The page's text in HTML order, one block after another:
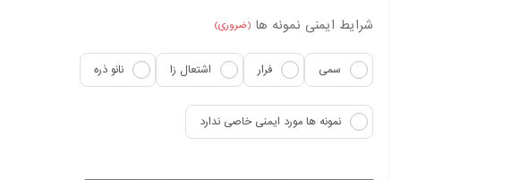
شرایط ایمنی نمونه ها (ضروری)
سمی فرار اشتعال زا نانو ذره
نمونه ها مورد ایمنی خاصی ندارد